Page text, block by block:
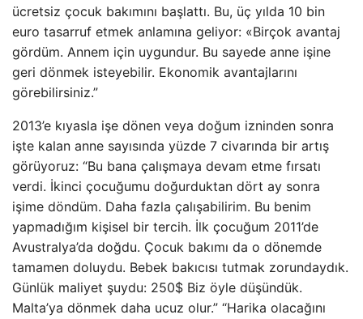
ücretsiz çocuk bakımını başlattı. Bu, üç yılda 10 bin
euro tasarruf etmek anlamına geliyor: «Birçok avantaj
gördüm. Annem için uygundur. Bu sayede anne işine
geri dönmek isteyebilir. Ekonomik avantajlarını
görebilirsiniz.”
2013’e kıyasla işe dönen veya doğum izninden sonra
işte kalan anne sayısında yüzde 7 civarında bir artış
görüyoruz: “Bu bana çalışmaya devam etme fırsatı
verdi. İkinci çocuğumu doğurduktan dört ay sonra
işime döndüm. Daha fazla çalışabilirim. Bu benim
yapmadığım kişisel bir tercih. İlk çocuğum 2011’de
Avustralya’da doğdu. Çocuk bakımı da o dönemde
tamamen doluydu. Bebek bakıcısı tutmak zorundaydık.
Günlük maliyet şuydu: 250$ Biz öyle düşündük.
Malta’ya dönmek daha ucuz olur.” “Harika olacağını